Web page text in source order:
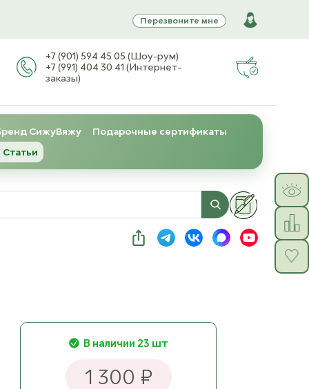
Перезвоните мне
+7 (901) 594 45 05 (Шоу-рум)
+7 (991) 404 30 41 (Интернет-
заказы)
СижуВяжу
Подарочные сертификаты
В наличии 23 шт
1 300 ₽